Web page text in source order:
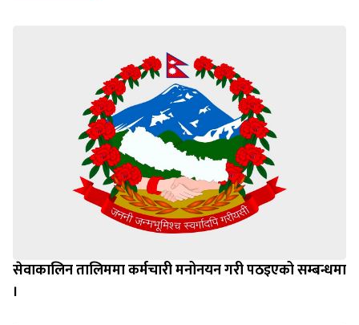
सेवाकालिन तालिममा कर्मचारी मनोनयन गरी पठइएको सम्बन्धमा
।